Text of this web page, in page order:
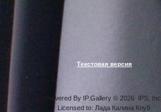
Текстовая версия
Powered By IP.Gallery © 2026 IPS, Inc.
Licensed to: Лада Калина Клуб